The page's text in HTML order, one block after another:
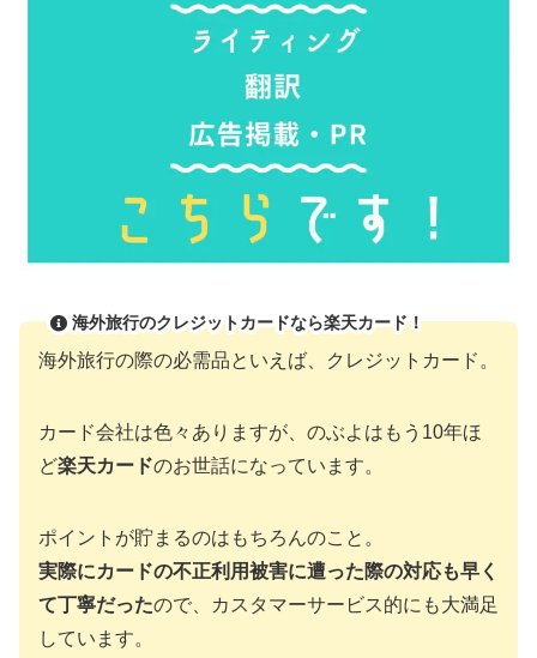
海外旅行のクレジットカードなら楽天カード！
海外旅行の際の必需品といえば、クレジットカード。
カード会社は色々ありますが、のぶよはもう10年ほ
ど楽天カードのお世話になっています。
ポイントが貯まるのはもちろんのこと。
実際にカードの不正利用被害に遭った際の対応も早く
て丁寧だったので、カスタマーサービス的にも大満足
しています。